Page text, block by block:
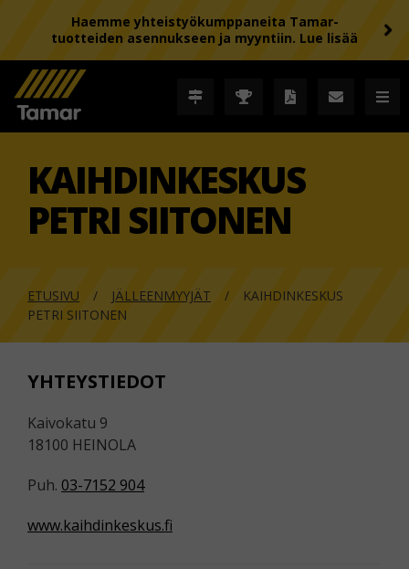
Haemme yhteistyökumppaneita Tamar-
tuotteiden asennukseen ja myyntiin. Lue lisää
KAIHDINKESKUS
PETRI SIITONEN
ETUSIVU JÄLLEENMYYJÄT
KAIHDINKESKUS
PETRI SIITONEN
YHTEYSTIEDOT
Kaivokatu 9
18100 HEINOLA
Puh. 03-7152 904
www.kaihdinkeskus.fi